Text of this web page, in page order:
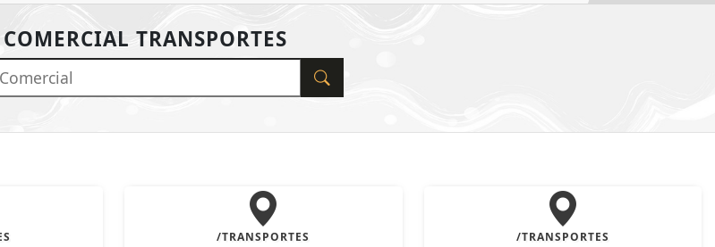
TRANSPORTES
/TRANSPORTES /TRANSPORTES